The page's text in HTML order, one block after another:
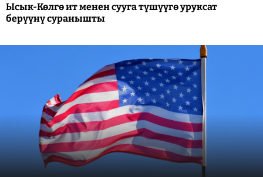
Ысык-Көлгө ит менен сууга түшүүгө уруксат
берүүнү суранышты